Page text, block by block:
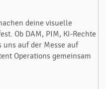
deine visuelle
Ob DAM, PIM, KI-Rechte
uns auf der Messe auf
Operations gemeinsam